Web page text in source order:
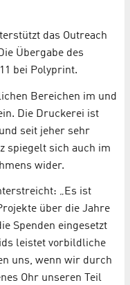
das Outreach
Übergabe des
bei Polyprint.
Bereichen im und
Die Druckerei ist
seit jeher sehr
spiegelt sich auch im
wider.
„Es ist
über die Jahre
Spenden eingesetzt
leistet vorbildliche
uns, wenn wir durch
Ohr unseren Teil